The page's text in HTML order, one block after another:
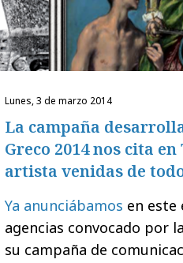
lunes, 3 de marzo 2014
La campaña
Greco 2014 nos cita
artista venidas de
Ya anunciábamos en este
agencias convocado por
su campaña de